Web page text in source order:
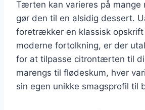
Tærten kan varieres på mange
gør den til en alsidig dessert.
foretrækker en klassisk opskrift
moderne fortolkning, er der
for at tilpasse citrontærten til
marengs til flødeskum, hver
sin egen unikke smagsprofil til